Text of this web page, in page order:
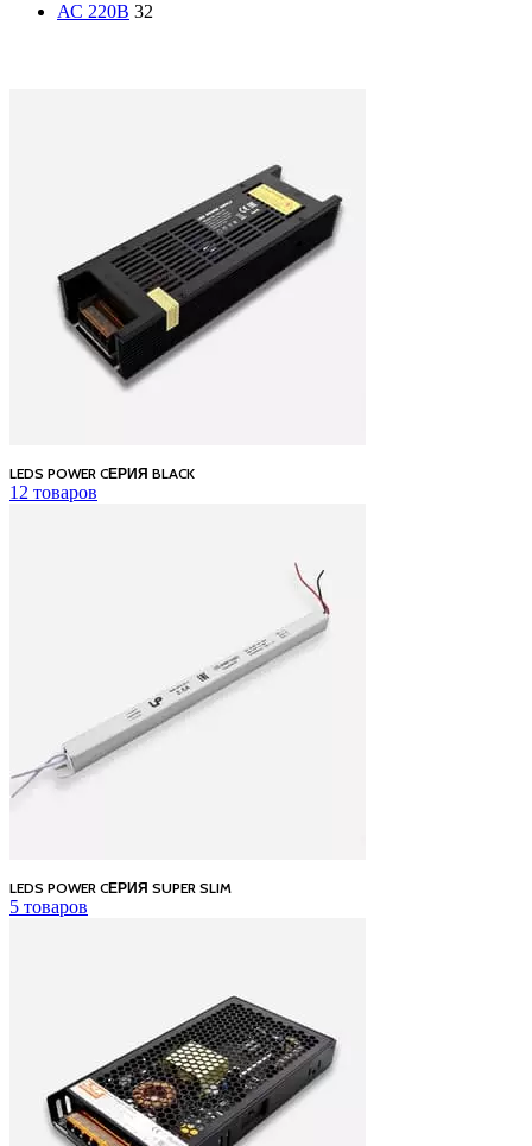
АС 220В 32
LEDS POWER CЕРИЯ BLACK
12 товаров
LEDS POWER CЕРИЯ SUPER SLIM
5 товаров